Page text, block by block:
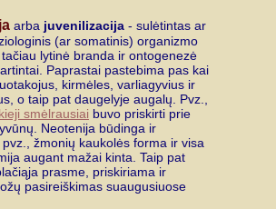
arba juvenilizacija - sulėtintas ar
(ar somatinis) organizmo
lytinė branda ir ontogenezė
Paprastai pastebima pas kai
kirmėles, varliagyvius ir
o taip pat daugelyje augalų. Pvz.,
smėlrausiai buvo priskirti prie
Neotenija būdinga ir
žmonių kaukolės forma ir visa
augant mažai kinta. Taip pat
prasme, priskiriama ir
pasireiškimas suaugusiuose